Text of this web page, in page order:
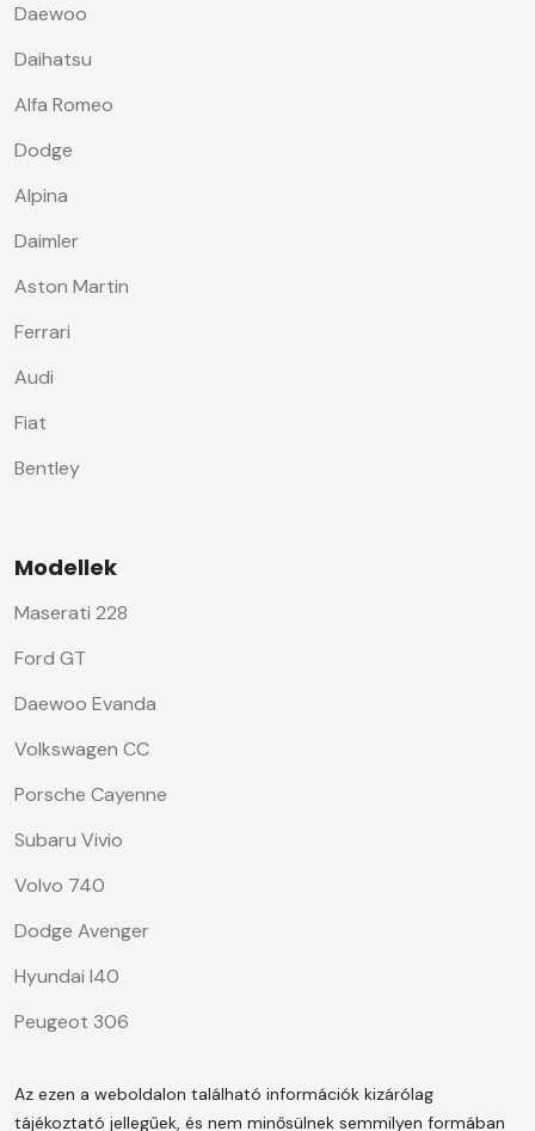
Daewoo
Daihatsu
Alfa Romeo
Dodge
Alpina
Daimler
Aston Martin
Ferrari
Audi
Fiat
Bentley
Modellek
Maserati 228
Ford GT
Daewoo Evanda
Volkswagen CC
Porsche Cayenne
Subaru Vivio
Volvo 740
Dodge Avenger
Hyundai I40
Peugeot 306
Az ezen a weboldalon található információk kizárólag
tájékoztató jellegűek, és nem minősülnek semmilyen formában